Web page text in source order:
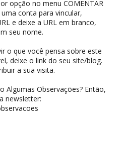
opção no menu COMENTAR
conta para vincular,
e deixe a URL em branco,
seu nome.
o que você pensa sobre este
deixe o link do seu site/blog.
a sua visita.
Algumas Observações? Então,
newsletter: